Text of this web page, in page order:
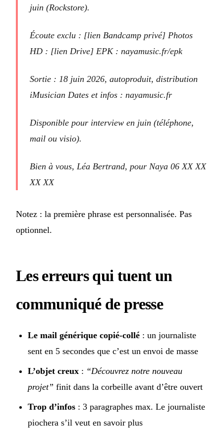
juin (Rockstore).
Écoute exclu : [lien Bandcamp privé] Photos
HD : [lien Drive] EPK : nayamusic.fr/epk
Sortie : 18 juin 2026, autoproduit, distribution
iMusician Dates et infos : nayamusic.fr
Disponible pour interview en juin (téléphone,
mail ou visio).
Bien à vous, Léa Bertrand, pour Naya 06 XX XX
XX XX
Notez : la première phrase est personnalisée. Pas
optionnel.
Les erreurs qui tuent un
communiqué de presse
Le mail générique copié-collé : un journaliste
sent en 5 secondes que c’est un envoi de masse
L’objet creux : “Découvrez notre nouveau
projet” finit dans la corbeille avant d’être ouvert
Trop d’infos : 3 paragraphes max. Le journaliste
piochera s’il veut en savoir plus